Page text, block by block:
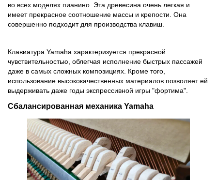
во всех моделях пианино. Эта древесина очень легкая и
имеет прекрасное соотношение массы и крепости. Она
совершенно подходит для производства клавиш.
Клавиатура Yamaha характеризуется прекрасной
чувствительностью, облегчая исполнение быстрых пассажей
даже в самых сложных композициях. Кроме того,
использование высококачественных материалов позволяет ей
выдерживать даже годы экспрессивной игры "фортима".
Сбалансированная механика Yamaha